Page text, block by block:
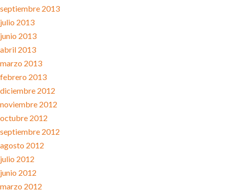
septiembre 2013
julio 2013
junio 2013
abril 2013
marzo 2013
febrero 2013
diciembre 2012
noviembre 2012
octubre 2012
septiembre 2012
agosto 2012
julio 2012
junio 2012
marzo 2012